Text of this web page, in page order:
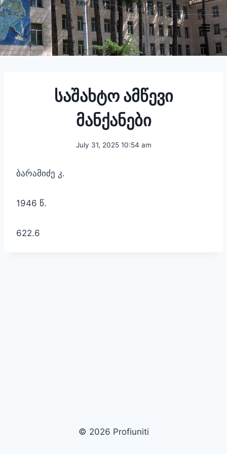
Skip
to
content
საშახტო ამწევი
მანქანები
July 31, 2025 10:54 am
ბარამიძე კ.
1946 წ.
622.6
© 2026 Profiuniti